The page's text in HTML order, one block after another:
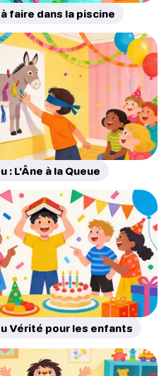
faire dans la piscine
: L'Âne à la Queue
Vérité pour les enfants